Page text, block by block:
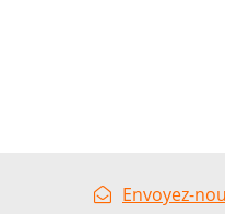
Envoyez-